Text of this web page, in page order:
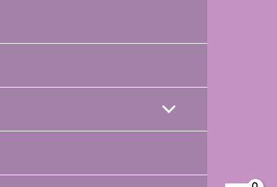
Alternar